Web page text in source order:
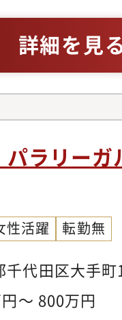
部監査・IPO
ちらに参画の
部統制をサポ
いて】◆簡易尿
プロダクトを
アップ◆大手
合商社コーポ
参画
・契約書のや
方（企業での
詳細を見
パラリーガ
性活躍 転勤無
千代田区大手
グ 400万円～ 800万円